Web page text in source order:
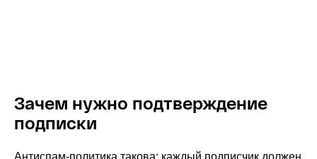
Зачем нужно подтверждение
подписки
Антиспам-политика такова: каждый подписчик должен